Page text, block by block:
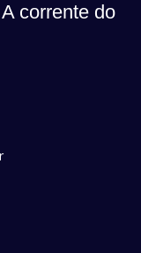
corrente do